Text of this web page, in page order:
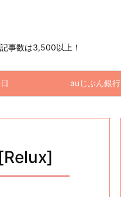
事数は3,500以上！
auじぶん銀行